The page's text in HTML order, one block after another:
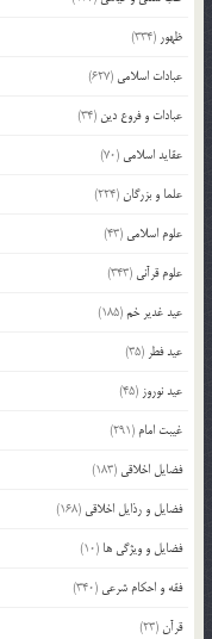
ظهور (334)
عبادات اسلامی (627)
عبادات و فروع دین (34)
عقاید اسلامی (70)
علما و بزرگان(224)
علوم اسلامی (43)
علوم قرآنی (343)
عید غدیر خم(185)
عید فطر (35)
عید نوروز (45)
غیبت امام (291)
فضایل اخلاقی (183)
فضایل و رذایل اخلاقی (168)
فضایل و ویژگی ها (10)
فقه و احکام شرعی (340)
قرآن(23)